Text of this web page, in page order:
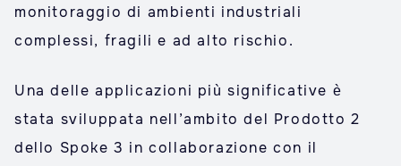
monitoraggio di ambienti industriali
complessi, fragili e ad alto rischio.
Una delle applicazioni più significative è
stata sviluppata nell’ambito del Prodotto 2
dello Spoke 3 in collaborazione con il